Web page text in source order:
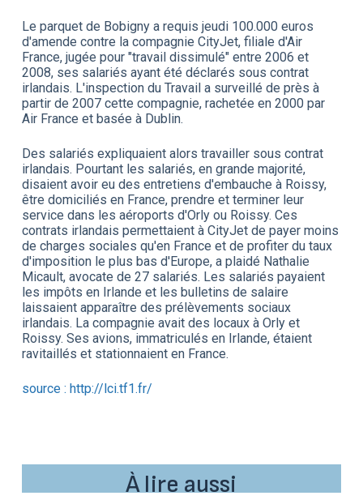
Le parquet de Bobigny a requis jeudi 100.000 euros
d'amende contre la compagnie CityJet, filiale d'Air
France, jugée pour "travail dissimulé" entre 2006 et
2008, ses salariés ayant été déclarés sous contrat
irlandais. L'inspection du Travail a surveillé de près à
partir de 2007 cette compagnie, rachetée en 2000 par
Air France et basée à Dublin.
Des salariés expliquaient alors travailler sous contrat
irlandais. Pourtant les salariés, en grande majorité,
disaient avoir eu des entretiens d'embauche à Roissy,
être domiciliés en France, prendre et terminer leur
service dans les aéroports d'Orly ou Roissy. Ces
contrats irlandais permettaient à CityJet de payer moins
de charges sociales qu'en France et de profiter du taux
d'imposition le plus bas d'Europe, a plaidé Nathalie
Micault, avocate de 27 salariés. Les salariés payaient
les impôts en Irlande et les bulletins de salaire
laissaient apparaître des prélèvements sociaux
irlandais. La compagnie avait des locaux à Orly et
Roissy. Ses avions, immatriculés en Irlande, étaient
ravitaillés et stationnaient en France.
source : http://lci.tf1.fr/
À lire aussi